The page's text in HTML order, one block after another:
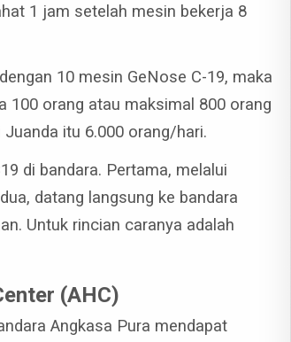
1 jam setelah mesin bekerja 8
10 mesin GeNose C-19, maka
100 orang atau maksimal 800 orang
itu 6.000 orang/hari.
di bandara. Pertama, melalui
datang langsung ke bandara
Untuk rincian caranya adalah
(AHC)
Angkasa Pura mendapat